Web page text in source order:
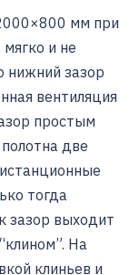
мм при
и не
нижний зазор
вентиляция
простым
две
тогда
зазор выходит
На
клиньев и